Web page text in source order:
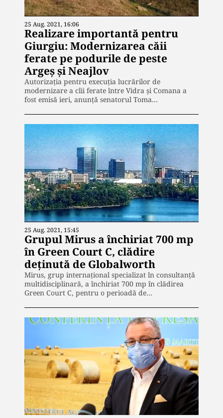
25 Aug. 2021, 16:06
Realizare importantă pentru
Giurgiu: Modernizarea căii
ferate pe podurile de peste
Argeș și Neajlov
Autorizația pentru execuția lucrărilor de
modernizare a cîii ferate între Vidra și Comana a
fost emisă ieri, anunță senatorul Toma…
25 Aug. 2021, 15:45
Grupul Mirus a închiriat 700 mp
în Green Court C, clădire
deținută de Globalworth
Mirus, grup internațional specializat în consultanță
multidisciplinară, a închiriat 700 mp în clădirea
Green Court C, pentru o perioadă de…